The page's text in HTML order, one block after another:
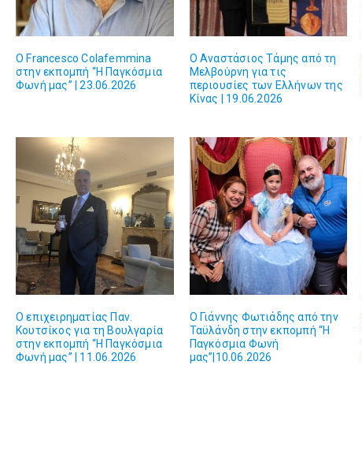
O Francesco Colafemmina
στην εκπομπή “Η Παγκόσμια
Φωνή μας” | 23.06.2026
O Αναστάσιος Τάμης από τη
Μελβούρνη για τις
περιουσίες των Ελλήνων της
Κίνας | 19.06.2026
O επιχειρηματίας Παν.
Κουτσίκος για τη Βουλγαρία
στην εκπομπή “Η Παγκόσμια
Φωνή μας” | 11.06.2026
Ο Γιάννης Φωτιάδης από την
Ταϋλάνδη στην εκπομπή “Η
Παγκόσμια Φωνή
μας”|10.06.2026